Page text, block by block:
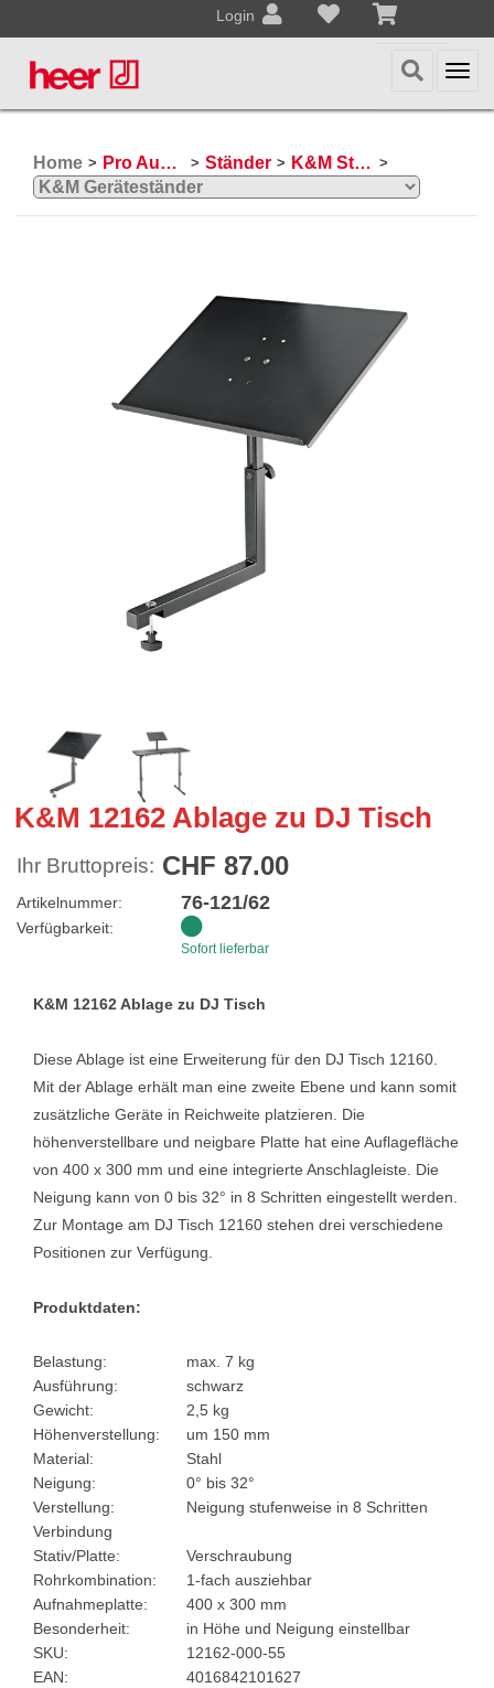
Login
Home > Pro Audio, Mics, Stands > Ständer > K&M Ständer >
K&M 12162 Ablage zu DJ Tisch
Ihr Bruttopreis: CHF 87.00
Artikelnummer: 76-121/62
Verfügbarkeit:
Sofort lieferbar
K&M 12162 Ablage zu DJ Tisch
Diese Ablage ist eine Erweiterung für den DJ Tisch 12160.
Mit der Ablage erhält man eine zweite Ebene und kann somit
zusätzliche Geräte in Reichweite platzieren. Die
höhenverstellbare und neigbare Platte hat eine Auflagefläche
von 400 x 300 mm und eine integrierte Anschlagleiste. Die
Neigung kann von 0 bis 32° in 8 Schritten eingestellt werden.
Zur Montage am DJ Tisch 12160 stehen drei verschiedene
Positionen zur Verfügung.
Produktdaten:
Belastung:
max. 7 kg
Ausführung:
schwarz
Gewicht:
2,5 kg
Höhenverstellung:
um 150 mm
Material:
Stahl
Neigung:
0° bis 32°
Verstellung:
Neigung stufenweise in 8 Schritten
Verbindung
Stativ/Platte:
Verschraubung
Rohrkombination:
1-fach ausziehbar
Aufnahmeplatte:
400 x 300 mm
Besonderheit:
in Höhe und Neigung einstellbar
SKU:
12162-000-55
EAN:
4016842101627